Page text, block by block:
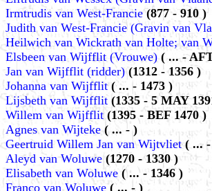
Irmtrudis van West-Francie(877 - 910 )
Judith van West-Francie (Gravin van
Heilwich van Wickrath van Holte; van
Elsbeen van Wijfflit (Vrouwe) ( ... -
Jan van Wijfflit (ridder) (1312 - 1356 )
Johanna van Wijfflit( ... - 1473 )
Lijsbeth van Wijfflit (1335 - 5 MAY
Willem van Wijfflit (1395 - BEF 1470 )
Agnes van Wijteke ( ... - )
Geertruid Willem Jan van Wijtvliet( ...
Aleyd van Woluwe (1270 - 1330 )
Elisabeth van Woluwe ( ... - 1346 )
Franco van Woluwe( ... - )